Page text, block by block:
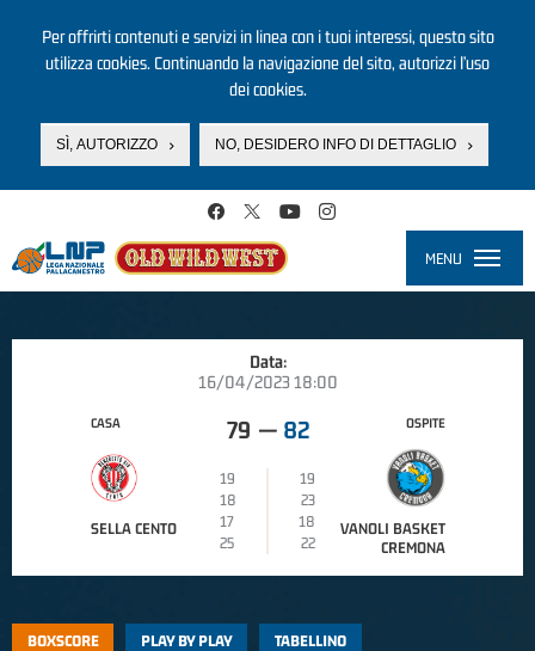
Per offrirti contenuti e servizi in linea con i tuoi interessi, questo sito
utilizza cookies. Continuando la navigazione del sito, autorizzi l’uso
dei cookies.
SÌ, AUTORIZZO NO, DESIDERO INFO DI DETTAGLIO
MENU
Data:
16/04/2023 18:00
CASA
SELLA CENTO
79 — 82
19
19
18
23
17
18
25
22
OSPITE
VANOLI BASKET
CREMONA
BOXSCORE PLAY BY PLAY TABELLINO